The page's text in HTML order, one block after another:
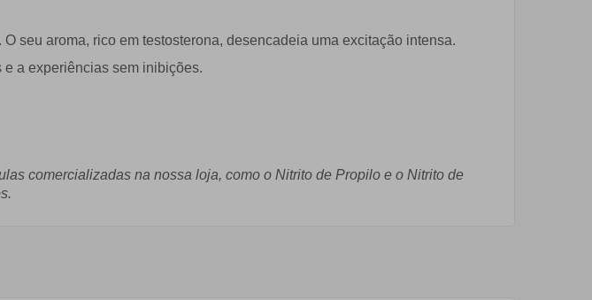
. O seu aroma, rico em testosterona, desencadeia uma excitação intensa.
a experiências sem inibições.
comercializadas na nossa loja, como o Nitrito de Propilo e o Nitrito de